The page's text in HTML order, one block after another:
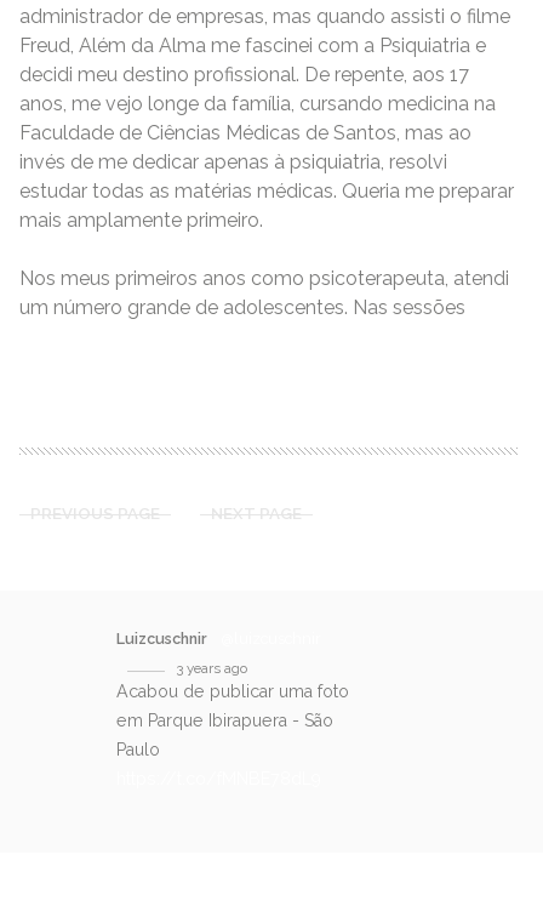
administrador de empresas, mas quando assisti o filme
Freud, Além da Alma me fascinei com a Psiquiatria e
decidi meu destino profissional. De repente, aos 17
anos, me vejo longe da família, cursando medicina na
Faculdade de Ciências Médicas de Santos, mas ao
invés de me dedicar apenas à psiquiatria, resolvi
estudar todas as matérias médicas. Queria me preparar
mais amplamente primeiro.
Nos meus primeiros anos como psicoterapeuta, atendi
um número grande de adolescentes. Nas sessões
PREVIOUS PAGE NEXT PAGE
Luizcuschnir
3 years ago
Acabou de publicar uma foto
em Parque Ibirapuera - São
Paulo